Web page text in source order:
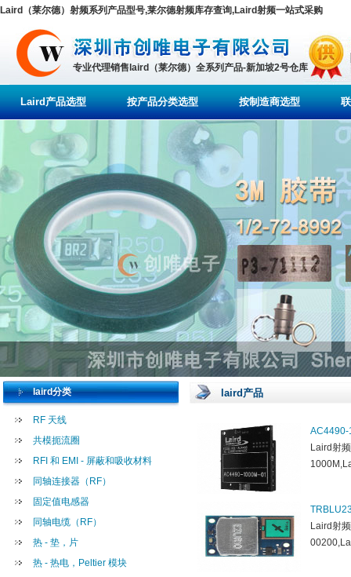
Laird（莱尔德）射频系列产品型号,莱尔德射频库存查询,Laird射频一站式采购
专业代理销售laird（莱尔德）全系列产品-新加坡2号仓库
Laird产品选型 按产品分类选型 按制造商选型
laird分类
RF 天线
共模扼流圈
RFI 和 EMI - 屏蔽和吸收材料
同轴连接器（RF）
固定值电感器
同轴电缆（RF）
热 - 垫，片
热 - 热电，Peltier 模块
laird产品
AC4490-
Laird射
Laird射